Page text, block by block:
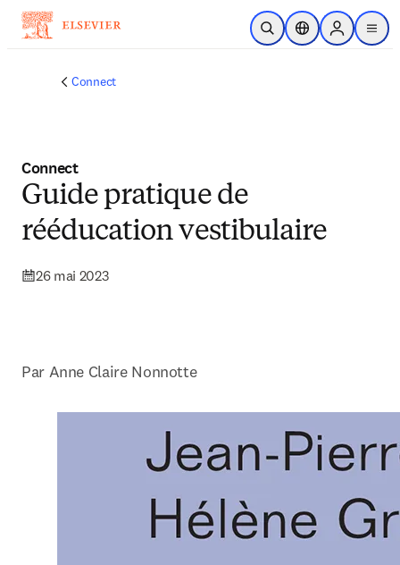
Passer au contenu principal
Ouvrir la recherche
Sélecteur de
Sign in to
menu
Connect
Connect
Guide pratique de
rééducation vestibulaire
26 mai 2023
Par Anne Claire Nonnotte